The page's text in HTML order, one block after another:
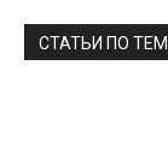
СТАТЬИ ПО